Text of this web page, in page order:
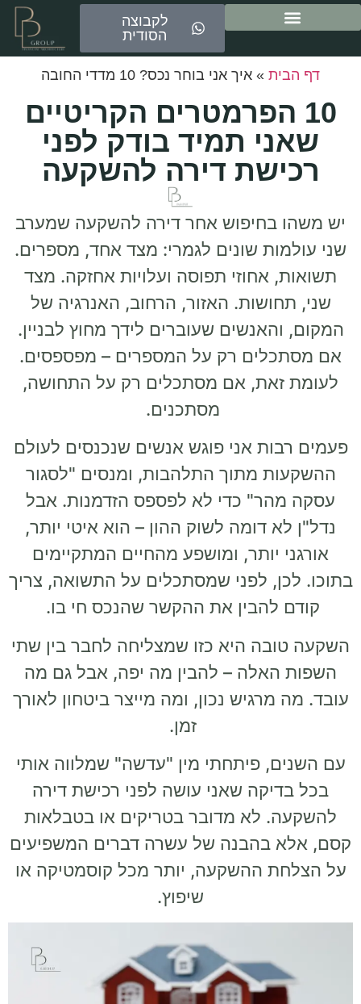
לקבוצה
הסודית
דף הבית » איך אני בוחר נכס? 10 מדדי החובה
10 הפרמטרים הקריטיים
שאני תמיד בודק לפני
רכישת דירה להשקעה
יש משהו בחיפוש אחר דירה להשקעה שמערב
שני עולמות שונים לגמרי: מצד אחד, מספרים.
תשואות, אחוזי תפוסה ועלויות אחזקה. מצד
שני, תחושות. האזור, הרחוב, האנרגיה של
המקום, והאנשים שעוברים לידך מחוץ לבניין.
אם מסתכלים רק על המספרים – מפספסים.
לעומת זאת, אם מסתכלים רק על התחושה,
מסתכנים.
פעמים רבות אני פוגש אנשים שנכנסים לעולם
ההשקעות מתוך התלהבות, ומנסים "לסגור
עסקה מהר" כדי לא לפספס הזדמנות. אבל
נדל"ן לא דומה לשוק ההון – הוא איטי יותר,
אורגני יותר, ומושפע מהחיים המתקיימים
בתוכו. לכן, לפני שמסתכלים על התשואה, צריך
קודם להבין את ההקשר שהנכס חי בו.
השקעה טובה היא כזו שמצליחה לחבר בין שתי
השפות האלה – להבין מה יפה, אבל גם מה
עובד. מה מרגיש נכון, ומה מייצר ביטחון לאורך
זמן.
עם השנים, פיתחתי מין "עדשה" שמלווה אותי
בכל בדיקה שאני עושה לפני רכישת דירה
להשקעה. לא מדובר בטריקים או בטבלאות
קסם, אלא בהבנה של עשרה דברים המשפיעים
על הצלחת ההשקעה, יותר מכל קוסמטיקה או
שיפוץ.